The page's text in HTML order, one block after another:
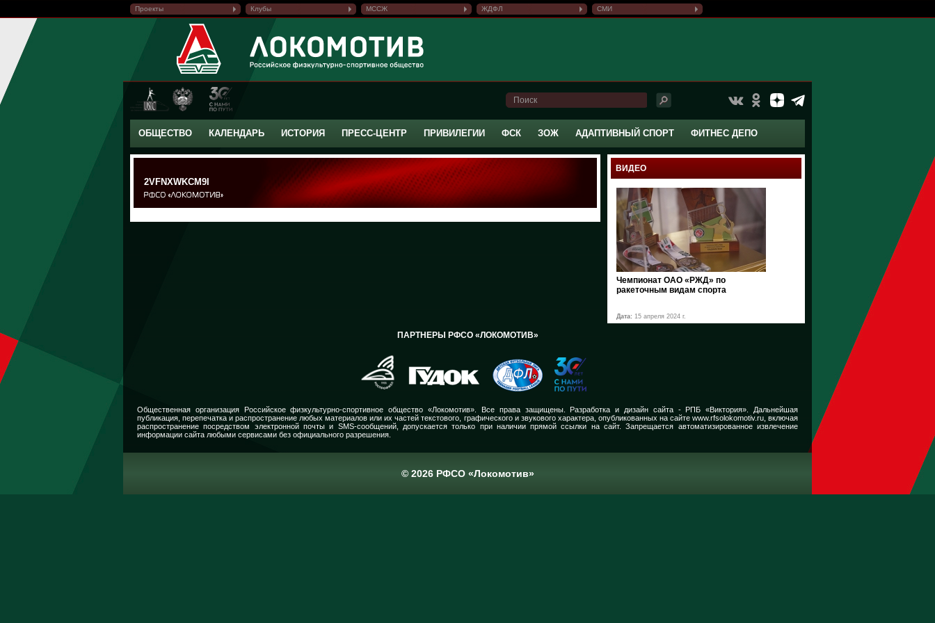
Проекты Клубы МССЖ ЖДФЛ СМИ
ОБЩЕСТВО КАЛЕНДАРЬ ИСТОРИЯ ПРЕСС-ЦЕНТР ПРИВИЛЕГИИ ФСК ЗОЖ АДАПТИВНЫЙ СПОРТ ФИТНЕС ДЕПО
2VFNXWKCM9I
ВИДЕО
Чемпионат ОАО «РЖД» по
ракеточным видам спорта
Дата: 15 апреля 2024 г.
ПАРТНЕРЫ РФСО «ЛОКОМОТИВ»
Общественная организация Российское физкультурно-спортивное общество «Локомотив». Все права защищены. Разработка и дизайн сайта - РПБ «Виктория».
Дальнейшая
публикация, перепечатка и распространение любых материалов или их частей текстового, графического и звукового характера, опубликованных на сайте www.rfsolokomotiv.ru, включая
распространение посредством электронной почты и SMS-сообщений, допускается только при наличии прямой ссылки на сайт. Запрещается автоматизированное извлечение
информации сайта любыми сервисами без официального разрешения.
© 2026 РФСО «Локомотив»